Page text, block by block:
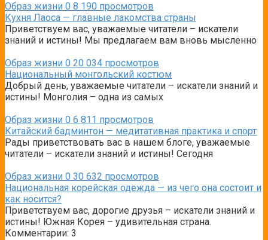
Образ жизни 0 8 190 просмотров
Кухня Лаоса — главные лакомства страны
Приветствуем вас, уважаемые читатели – искатели
знаний и истины! Мы предлагаем вам вновь мысленно
Образ жизни 0 20 034 просмотров
Национальный монгольский костюм
Добрый день, уважаемые читатели – искатели знаний и
истины! Монголия – одна из самых
Образ жизни 0 6 811 просмотров
Китайский бадминтон — медитативная практика и спорт
Рады приветствовать вас в нашем блоге, уважаемые
читатели – искатели знаний и истины! Сегодня
Образ жизни 0 30 632 просмотров
Национальная корейская одежда — из чего она состоит и
как носится?
Приветствуем вас, дорогие друзья – искатели знаний и
истины! Южная Корея – удивительная страна.
Комментарии: 3